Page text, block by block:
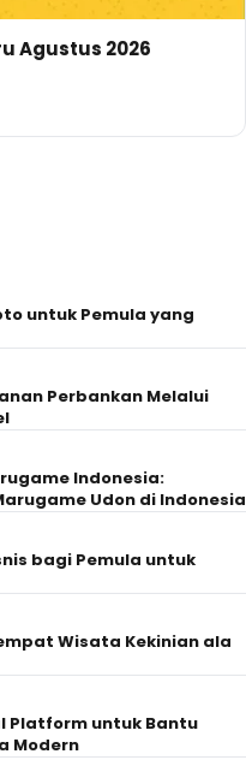
Agustus 2026
untuk Pemula yang
Perbankan Melalui
Indonesia:
Udon di Indonesia
bagi Pemula untuk
Wisata Kekinian ala
Platform untuk Bantu
Modern